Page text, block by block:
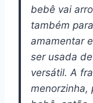
bebê vai
também
amamentar
ser usada
versátil. A
menorzinha,